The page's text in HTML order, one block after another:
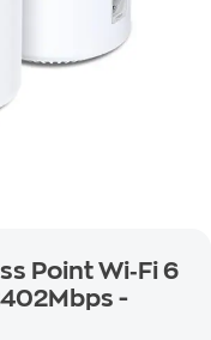
Point Wi‑Fi 6
-